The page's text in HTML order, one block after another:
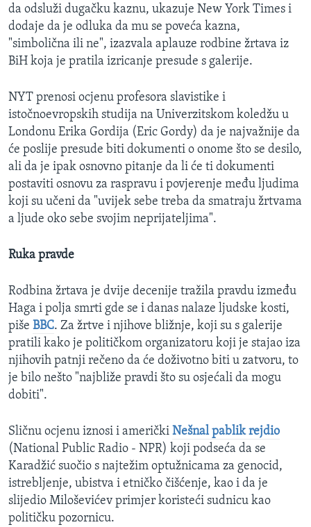
da odsluži dugačku kaznu, ukazuje New York Times i
dodaje da je odluka da mu se poveća kazna,
"simbolična ili ne", izazvala aplauze rodbine žrtava iz
BiH koja je pratila izricanje presude s galerije.
NYT prenosi ocjenu profesora slavistike i
istočnoevropskih studija na Univerzitskom koledžu u
Londonu Erika Gordija (Eric Gordy) da je najvažnije da
će poslije presude biti dokumenti o onome što se desilo,
ali da je ipak osnovno pitanje da li će ti dokumenti
postaviti osnovu za raspravu i povjerenje među ljudima
koji su učeni da "uvijek sebe treba da smatraju žrtvama
a ljude oko sebe svojim neprijateljima".
Ruka pravde
Rodbina žrtava je dvije decenije tražila pravdu između
Haga i polja smrti gde se i danas nalaze ljudske kosti,
piše BBC. Za žrtve i njihove bližnje, koji su s galerije
pratili kako je političkom organizatoru koji je stajao iza
njihovih patnji rečeno da će doživotno biti u zatvoru, to
je bilo nešto "najbliže pravdi što su osjećali da mogu
dobiti".
Sličnu ocjenu iznosi i američki Nešnal pablik rejdio
(National Public Radio - NPR) koji podseća da se
Karadžić suočio s najtežim optužnicama za genocid,
istrebljenje, ubistva i etničko čišćenje, kao i da je
slijedio Miloševićev primjer koristeći sudnicu kao
političku pozornicu.